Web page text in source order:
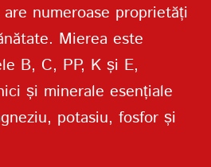
numeroase proprietăți
Mierea este
B, C, PP, K și E,
și minerale esențiale
potasiu, fosfor și
UN CONT